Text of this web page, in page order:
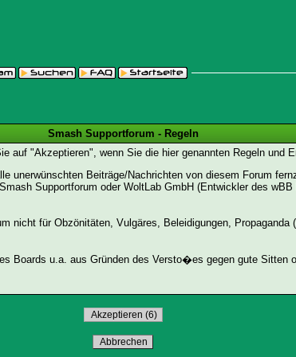
Smash Supportforum - Regeln
"Akzeptieren", wenn Sie die hier genannten Regeln und
unerwünschten Beiträge/Nachrichten von diesem Forum
Supportforum oder WoltLab GmbH (Entwickler des
nicht für Obzönitäten, Vulgäres, Beleidigungen,
Boards u.a. aus Gründen des Versto�es gegen gute Sitten